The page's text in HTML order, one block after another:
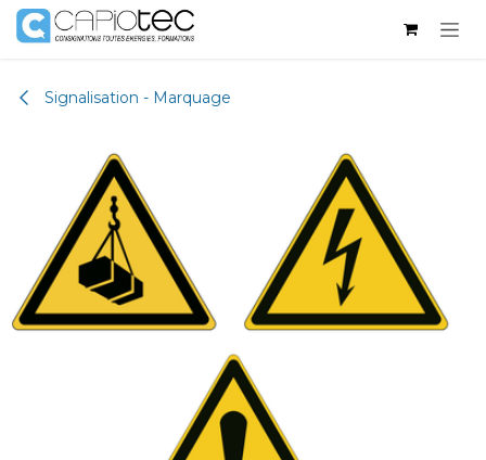
Se rendre au contenu
Signalisation - Marquage